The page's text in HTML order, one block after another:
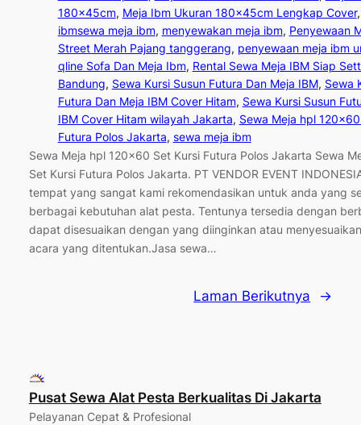
180x45cm, Meja Ibm Ukuran 180x45cm Lengkap Cover
ibmsewa meja ibm, menyewakan meja ibm, Penyewaan
Street Merah Pajang tanggerang, penyewaan meja ibm
qline Sofa Dan Meja Ibm, Rental Sewa Meja IBM Siap
Bandung, Sewa Kursi Susun Futura Dan Meja IBM, Sewa
Futura Dan Meja IBM Cover Hitam, Sewa Kursi Susun
IBM Cover Hitam wilayah Jakarta, Sewa Meja hpl
Futura Polos Jakarta, sewa meja ibm
Sewa Meja hpl 120×60 Set Kursi Futura Polos Jakarta Sewa
Set Kursi Futura Polos Jakarta. PT VENDOR EVENT
tempat yang sangat kami rekomendasikan untuk anda yang
berbagai kebutuhan alat pesta. Tentunya tersedia dengan
dapat disesuaikan dengan yang diinginkan atau
acara yang ditentukan.Jasa sewa…
Laman Berikutnya →
Pusat Sewa Alat Pesta Berkualitas Di Jakarta
Pelayanan Cepat & Profesional